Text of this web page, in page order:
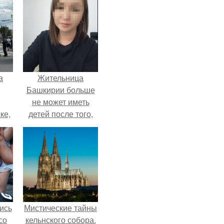
Жительница
Башкирии больше
не может иметь
детей после того,
как медики сделали
ей аборт на шестом
месяце
беременности и
оставили в матке
плаценту.
Мистические тайны
кельнского собора.